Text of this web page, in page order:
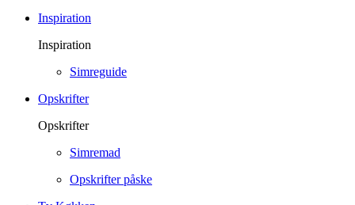
Inspiration
Inspiration
Simreguide
Opskrifter
Opskrifter
Simremad
Opskrifter påske